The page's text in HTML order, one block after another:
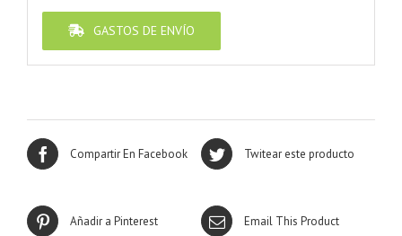
GASTOS DE ENVÍO
Compartir En Facebook Twitear este producto
Añadir a Pinterest Email This Product